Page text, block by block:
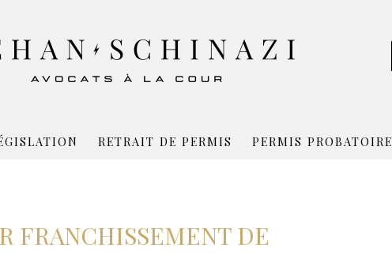
RETRAIT DE PERMIS PERMIS PROBATOIRE
FRANCHISSEMENT DE